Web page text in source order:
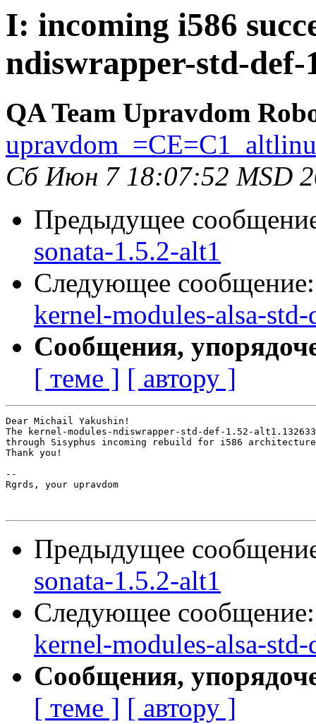
I: incoming i586
ndiswrapper-std-def-
QA Team Upravdom
Сб Июн 7 18:07:52 MSD
Предыдущее
sonata-1.5.2-alt1
Следующее
kernel-modules-alsa-
Сообщения,
[ теме ] [ автору ]
Dear Michail Yakushin!
The kernel-modules-ndiswrapper-std-def-1.52-
through Sisyphus incoming rebuild for i586
Thank you!
--
Rgrds, your upravdom
Предыдущее
sonata-1.5.2-alt1
Следующее
kernel-modules-alsa-
Сообщения,
[ теме ] [ автору ]